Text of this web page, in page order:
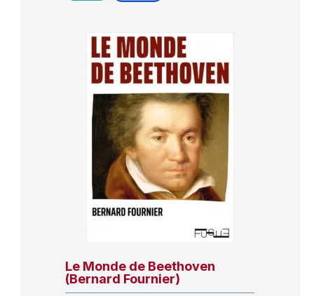
Le Monde de Beethoven
(Bernard Fournier)